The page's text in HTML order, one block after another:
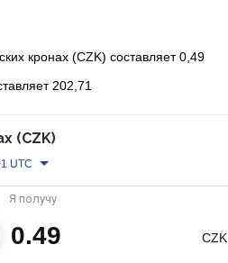
кронах (CZK) составляет 0,49
202,71
(CZK)
UTC
Я получу
CZK